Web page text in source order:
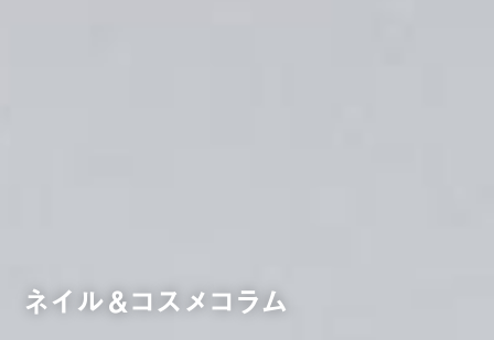
ネイル＆コスメコラム